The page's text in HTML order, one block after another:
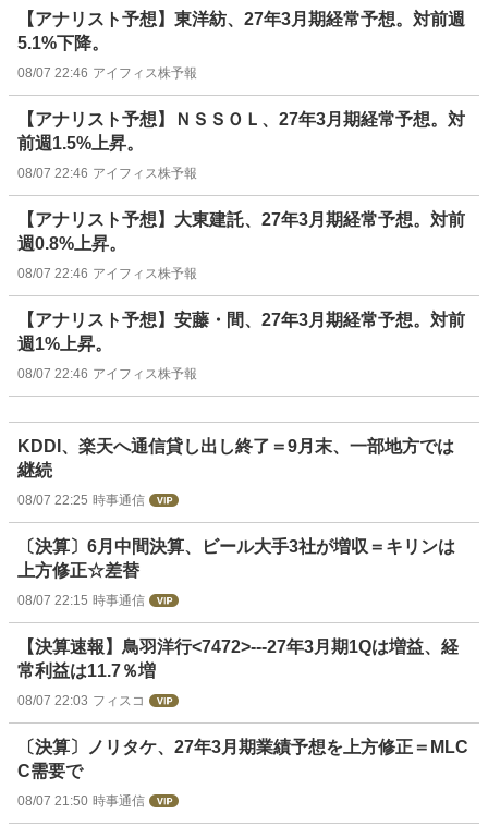
【アナリスト予想】東洋紡、27年3月期経常予想。対前週
5.1%下降。
08/07 22:46 アイフィス株予報
【アナリスト予想】ＮＳＳＯＬ、27年3月期経常予想。対
前週1.5%上昇。
08/07 22:46 アイフィス株予報
【アナリスト予想】大東建託、27年3月期経常予想。対前
週0.8%上昇。
08/07 22:46 アイフィス株予報
【アナリスト予想】安藤・間、27年3月期経常予想。対前
週1%上昇。
08/07 22:46 アイフィス株予報
KDDI、楽天へ通信貸し出し終了＝9月末、一部地方では
継続
08/07 22:25 時事通信
〔決算〕6月中間決算、ビール大手3社が増収＝キリンは
上方修正☆差替
08/07 22:15 時事通信
【決算速報】鳥羽洋行<7472>---27年3月期1Qは増益、経
常利益は11.7％増
08/07 22:03 フィスコ
〔決算〕ノリタケ、27年3月期業績予想を上方修正＝MLC
C需要で
08/07 21:50 時事通信